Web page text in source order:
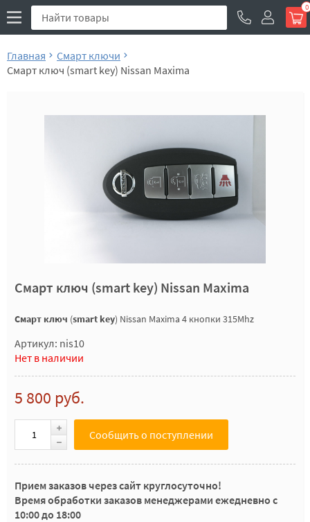
0
Главная
Смарт ключи
Смарт ключ (smart key) Nissan Maxima
Смарт ключ (smart key) Nissan Maxima
Смарт ключ (smart key) Nissan Maxima 4 кнопки 315Mhz
Артикул: nis10
Нет в наличии
5 800 руб.
Сообщить о поступлении
Прием заказов через сайт круглосуточно!
Время обработки заказов менеджерами ежедневно с
10:00 до 18:00